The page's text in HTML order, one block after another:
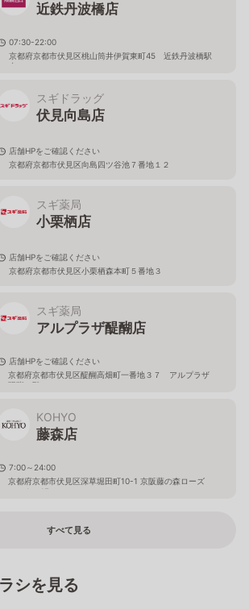
近鉄丹波橋店
07:30-22:00
京都府京都市伏見区桃山筒井伊賀東町45 近鉄丹波橋駅
内
スギドラッグ
伏見向島店
店舗HPをご確認ください
京都府京都市伏見区向島四ツ谷池７番地１２
スギ薬局
小栗栖店
店舗HPをご確認ください
京都府京都市伏見区小栗栖森本町５番地３
スギ薬局
アルプラザ醍醐店
店舗HPをご確認ください
京都府京都市伏見区醍醐高畑町一番地３７ アルプラザ
醍醐２階
KOHYO
藤森店
7:00～24:00
京都府京都市伏見区深草堀田町10-1 京阪藤の森ローズ
センター1F
すべて見る
シを見る